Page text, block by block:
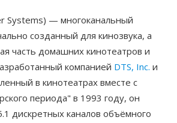
Systems) — многоканальный
созданный для кинозвука, а
часть домашних кинотеатров и
компанией DTS, Inc. и
в кинотеатрах вместе с
периода" в 1993 году, он
дискретных каналов объёмного